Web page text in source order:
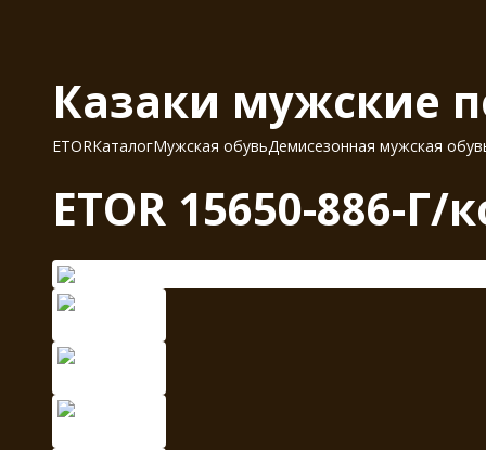
Казаки мужские
ETORКаталогМужская обувьДемисезонная мужская
ETOR 15650-886-